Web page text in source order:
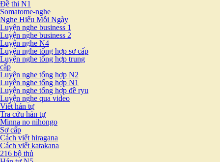
Đề thi N1
Somatome-nghe
Nghe Hiểu Mỗi Ngày
Luyện nghe business 1
Luyện nghe business 2
Luyện nghe N4
Luyện nghe tổng hợp sơ cấp
Luyện nghe tổng hợp trung
cấp
Luyện nghe tổng hợp N2
Luyện nghe tổng hợp N1
Luyện nghe tổng hợp đề ryu
Luyện nghe qua video
Viết hán tự
Tra cứu hán tự
Minna no nihongo
Sơ cấp
Cách viết hiragana
Cách viết katakana
216 bộ thủ